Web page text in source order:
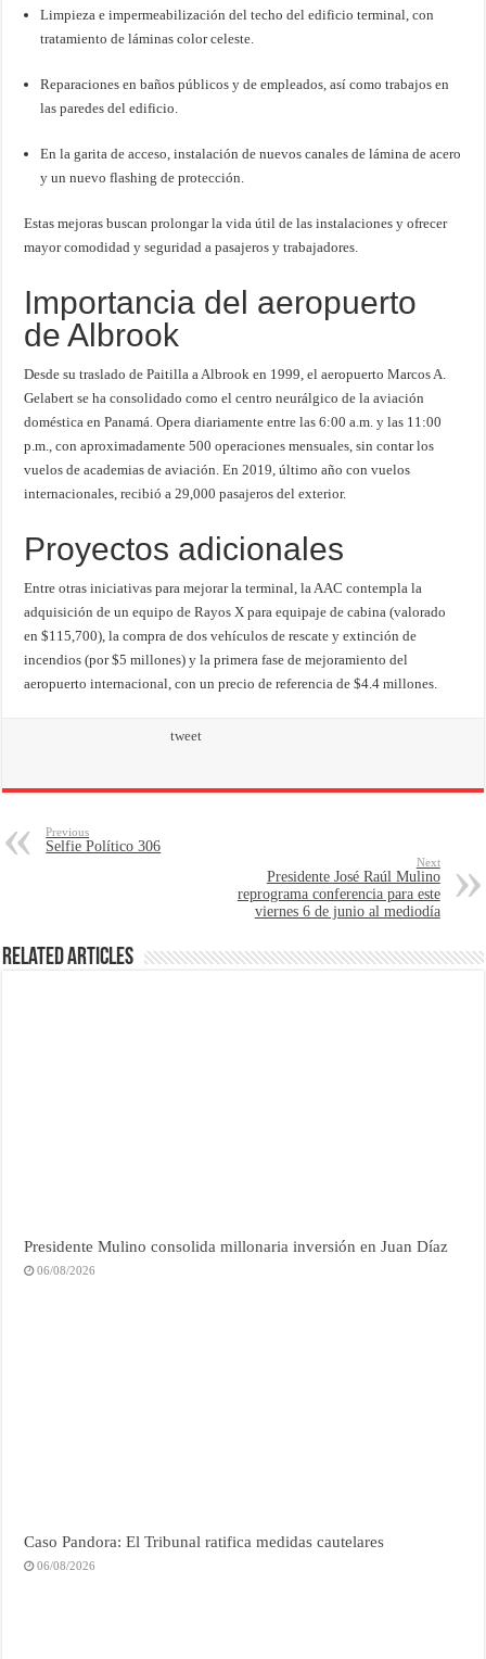
Limpieza e impermeabilización del techo del edificio terminal, con
tratamiento de láminas color celeste.
Reparaciones en baños públicos y de empleados, así como trabajos en
las paredes del edificio.
En la garita de acceso, instalación de nuevos canales de lámina de acero
y un nuevo flashing de protección.
Estas mejoras buscan prolongar la vida útil de las instalaciones y ofrecer
mayor comodidad y seguridad a pasajeros y trabajadores.
Importancia del aeropuerto
de Albrook
Desde su traslado de Paitilla a Albrook en 1999, el aeropuerto Marcos A.
Gelabert se ha consolidado como el centro neurálgico de la aviación
doméstica en Panamá. Opera diariamente entre las 6:00 a.m. y las 11:00
p.m., con aproximadamente 500 operaciones mensuales, sin contar los
vuelos de academias de aviación. En 2019, último año con vuelos
internacionales, recibió a 29,000 pasajeros del exterior.
Proyectos adicionales
Entre otras iniciativas para mejorar la terminal, la AAC contempla la
adquisición de un equipo de Rayos X para equipaje de cabina (valorado
en $115,700), la compra de dos vehículos de rescate y extinción de
incendios (por $5 millones) y la primera fase de mejoramiento del
aeropuerto internacional, con un precio de referencia de $4.4 millones.
tweet
Previous
Selfie Político 306
Next
Presidente José Raúl Mulino
reprograma conferencia para este
viernes 6 de junio al mediodía
Related Articles
Presidente Mulino consolida millonaria inversión en Juan Díaz
06/08/2026
Caso Pandora: El Tribunal ratifica medidas cautelares
06/08/2026